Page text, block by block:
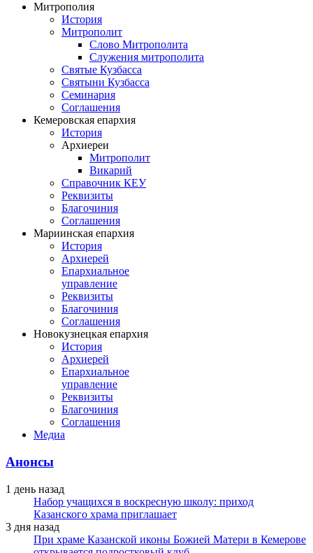
Митрополия
История
Митрополит
Слово Митрополита
Служения митрополита
Святые Кузбасса
Святыни Кузбасса
Семинария
Соглашения
Кемеровская епархия
История
Архиереи
Митрополит
Викарий
Справочник КЕУ
Реквизиты
Благочиния
Соглашения
Мариинская епархия
История
Архиерей
Епархиальное
управление
Реквизиты
Благочиния
Соглашения
Новокузнецкая епархия
История
Архиерей
Епархиальное
управление
Реквизиты
Благочиния
Соглашения
Медиа
Анонсы
1 день назад
Набор учащихся в воскресную школу: приход
Казанского храма приглашает
3 дня назад
При храме Казанской иконы Божией Матери в Кемерове